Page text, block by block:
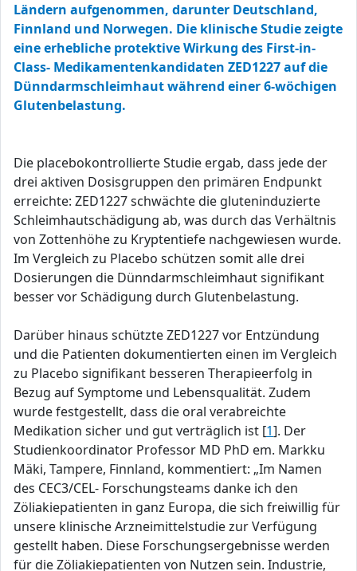
Ländern aufgenommen, darunter Deutschland,
Finnland und Norwegen. Die klinische Studie zeigte
eine erhebliche protektive Wirkung des First-in-
Class- Medikamentenkandidaten ZED1227 auf die
Dünndarmschleimhaut während einer 6-wöchigen
Glutenbelastung.
Die placebokontrollierte Studie ergab, dass jede der
drei aktiven Dosisgruppen den primären Endpunkt
erreichte: ZED1227 schwächte die gluteninduzierte
Schleimhautschädigung ab, was durch das Verhältnis
von Zottenhöhe zu Kryptentiefe nachgewiesen wurde.
Im Vergleich zu Placebo schützen somit alle drei
Dosierungen die Dünndarmschleimhaut signifikant
besser vor Schädigung durch Glutenbelastung.
Darüber hinaus schützte ZED1227 vor Entzündung
und die Patienten dokumentierten einen im Vergleich
zu Placebo signifikant besseren Therapieerfolg in
Bezug auf Symptome und Lebensqualität. Zudem
wurde festgestellt, dass die oral verabreichte
Medikation sicher und gut verträglich ist [1]. Der
Studienkoordinator Professor MD PhD em. Markku
Mäki, Tampere, Finnland, kommentiert: „Im Namen
des CEC3/CEL- Forschungsteams danke ich den
Zöliakiepatienten in ganz Europa, die sich freiwillig für
unsere klinische Arzneimittelstudie zur Verfügung
gestellt haben. Diese Forschungsergebnisse werden
für die Zöliakiepatienten von Nutzen sein. Industrie,